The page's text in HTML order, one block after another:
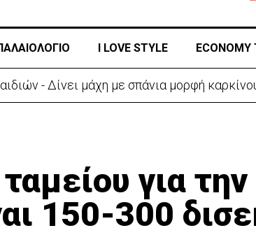
I LOVE STYLE ECONOMY
25 τραυματίες, οι 7 σοβαρά
για την
150-300